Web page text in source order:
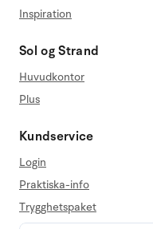
Inspiration
Sol og Strand
Huvudkontor
Plus
Kundservice
Login
Praktiska-info
Trygghetspaket